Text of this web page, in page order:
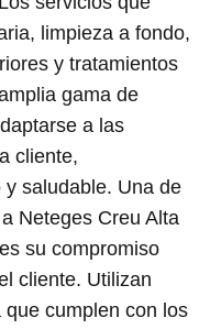
limpieza a fondo,
y tratamientos
gama de
a las
cliente,
saludable. Una de
Neteges Creu Alta
su compromiso
cliente. Utilizan
cumplen con los